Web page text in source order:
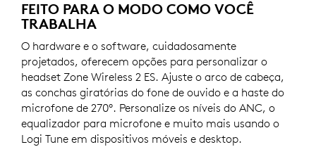
FEITO PARA O MODO COMO VOCÊ
TRABALHA
O hardware e o software, cuidadosamente
projetados, oferecem opções para personalizar o
headset Zone Wireless 2 ES. Ajuste o arco de cabeça,
as conchas giratórias do fone de ouvido e a haste do
microfone de 270°. Personalize os níveis do ANC, o
equalizador para microfone e muito mais usando o
Logi Tune em dispositivos móveis e desktop.